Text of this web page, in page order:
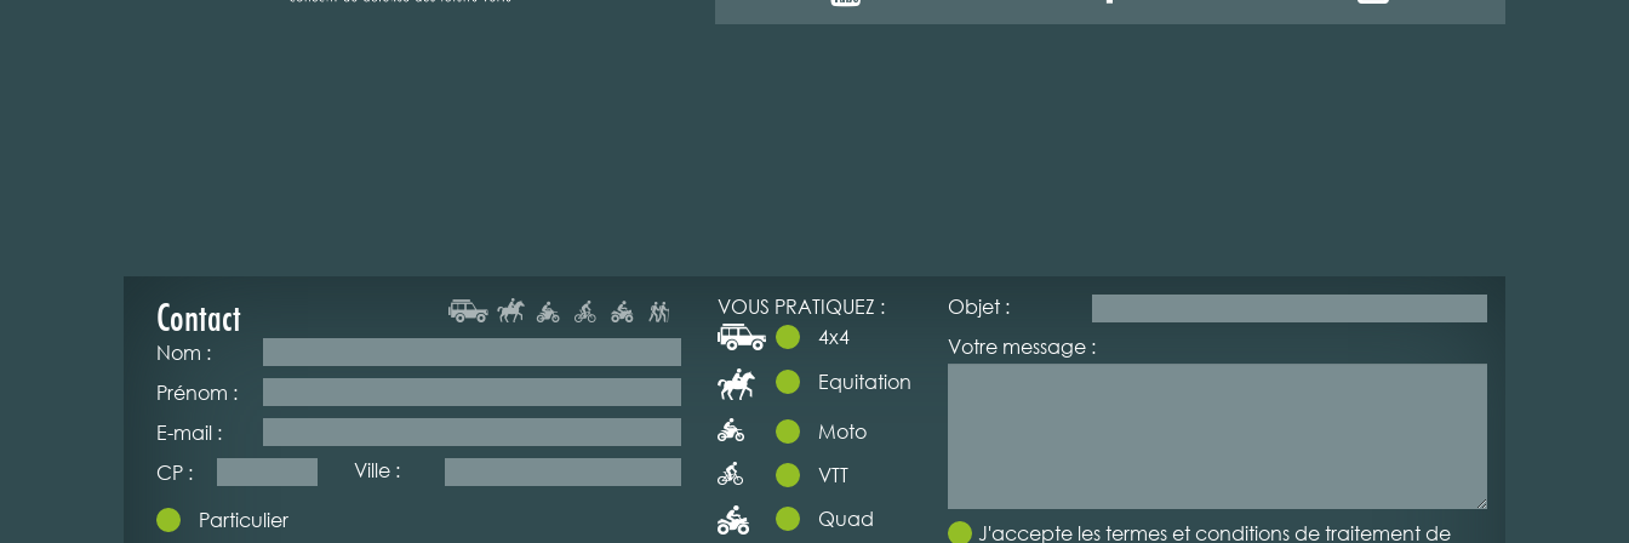
Contact
Nom :
Prénom :
E-mail :
CP :
Ville :
Particulier
VOUS PRATIQUEZ :
4x4
Equitation
Moto
VTT
Quad
Objet :
Votre message :
J'accepte les termes et conditions de traitement de